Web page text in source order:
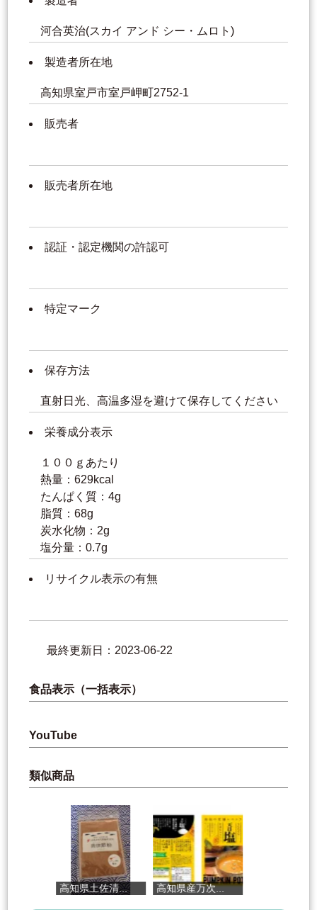
河合英治(スカイ アンド シー・ムロト)
製造者所在地
高知県室戸市室戸岬町2752-1
販売者
販売者所在地
認証・認定機関の許認可
特定マーク
保存方法
直射日光、高温多湿を避けて保存してください
栄養成分表示
１００ｇあたり
熱量：629kcal
たんぱく質：4g
脂質：68g
炭水化物：2g
塩分量：0.7g
リサイクル表示の有無
最終更新日：2023-06-22
食品表示（一括表示）
YouTube
類似商品
高知県土佐清... 高知県産万次... きびなごケン...